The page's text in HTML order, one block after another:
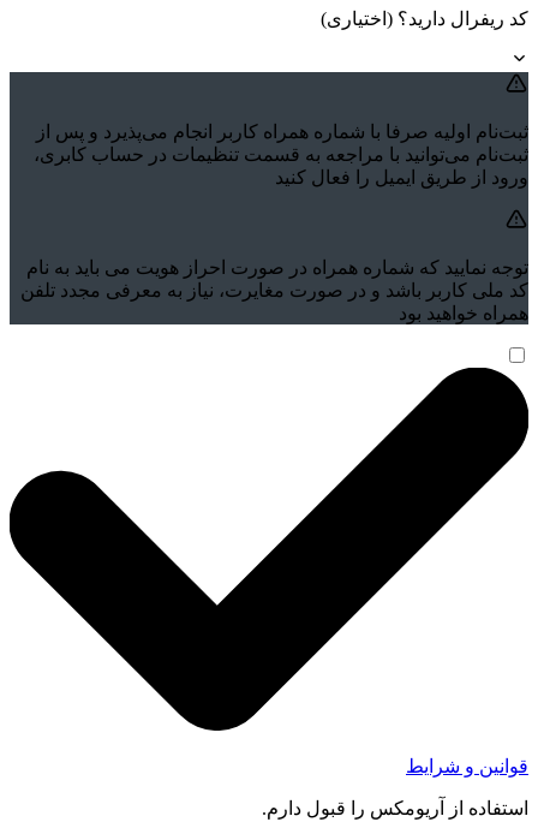
کد ریفرال دارید؟ (اختیاری)
ثبت‌نام اولیه صرفا با شماره همراه کاربر انجام می‌پذیرد و پس از
ثبت‌نام می‌توانید با مراجعه به قسمت تنظیمات در حساب کابری،
ورود از طریق ایمیل را فعال کنید
توجه نمایید که شماره همراه در صورت احراز هویت می باید به نام
کد ملی کاربر باشد و در صورت مغایرت، نیاز به معرفی مجدد تلفن
همراه خواهید بود
قوانین و شرایط
استفاده از آریومکس را قبول دارم.